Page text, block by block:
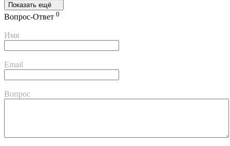
Показать ещё
Вопрос-Ответ 0
Имя
Email
Вопрос